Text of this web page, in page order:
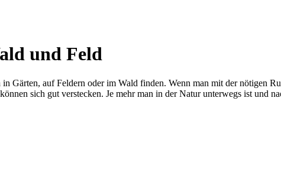
und Feld
in Gärten, auf Feldern oder im Wald finden. Wenn man mit der nötigen
sich gut verstecken. Je mehr man in der Natur unterwegs ist